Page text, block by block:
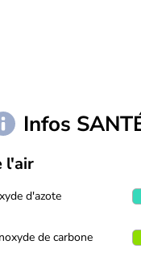
Infos
l'air
d'azote
de carbone